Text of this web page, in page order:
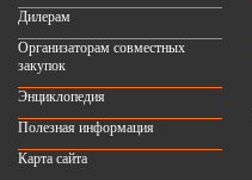
Дилерам
Организаторам совместных
закупок
Энциклопедия
Полезная информация
Карта сайта